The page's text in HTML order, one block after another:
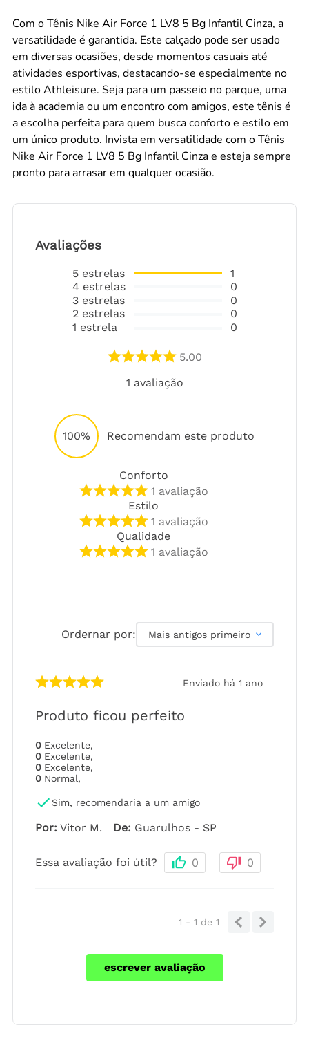
Com o Tênis Nike Air Force 1 LV8 5 Bg Infantil Cinza, a
versatilidade é garantida. Este calçado pode ser usado
em diversas ocasiões, desde momentos casuais até
atividades esportivas, destacando-se especialmente no
estilo Athleisure. Seja para um passeio no parque, uma
ida à academia ou um encontro com amigos, este tênis é
a escolha perfeita para quem busca conforto e estilo em
um único produto. Invista em versatilidade com o Tênis
Nike Air Force 1 LV8 5 Bg Infantil Cinza e esteja sempre
pronto para arrasar em qualquer ocasião.
Avaliações
5 estrelas
4 estrelas
3 estrelas
2 estrelas
1 estrela
1
0
0
0
0
5.00
1 avaliação
100% Recomendam este produto
Conforto
1 avaliação
Estilo
1 avaliação
Qualidade
1 avaliação
Ordernar por: Mais antigos primeiro
Enviado há 1 ano
Produto ficou perfeito
0 Excelente,
0 Excelente,
0 Excelente,
0 Normal,
Sim, recomendaria a um amigo
Por: Vitor M. De: Guarulhos - SP
Essa avaliação foi útil? 0 0
1 - 1 de 1
escrever avaliação